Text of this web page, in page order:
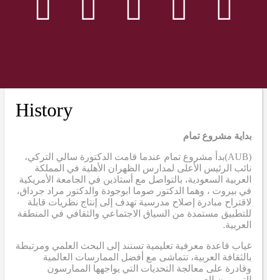
History
بداية مشروع تمام
(AUB)
بدأ مشروع تمام عندما قامت الدكتورة سالي التركي،
نائب الرئيس الأعلى لمدارس الظهران الأهلية في المملكة
العربية السعودية، بالتواصل مع أستاذين في الجامعة الأمريكية
في بيروت ، وهما الدكتور صوما ابوجودة والدكتور مراد جرداق،
لاقتراح مبادرة إصلاح مدرسية تهدف إلى إنتاج نظريات قابلة
للتطبيق مستمدة من السياق الاجتماعي والثقافي في المنطقة
العربية.
غياب قاعدة معرفية تعليمية تستند إلى البحث العلمي ومرتبطة
بالثقافة العربية، تتماشى مع أفضل الممارسات العالمية
وقادرة على معالجة التحديات التي يواجهها الممارسون